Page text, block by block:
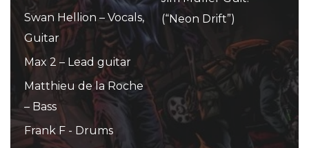
Swan Hellion – Vocals,
Guitar
Max 2 – Lead guitar
Matthieu de la Roche
– Bass
Frank F - Drums
(“Neon Drift”)